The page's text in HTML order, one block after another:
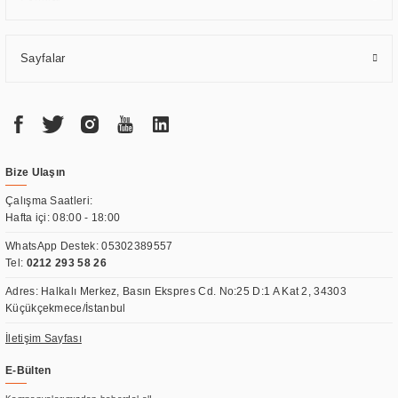
Sayfalar
Bize Ulaşın
Çalışma Saatleri:
Hafta içi: 08:00 - 18:00
WhatsApp Destek:05302389557
Tel: 0212 293 58 26
Adres: Halkalı Merkez, Basın Ekspres Cd. No:25 D:1 A Kat 2, 34303
Küçükçekmece/İstanbul
İletişim Sayfası
E-Bülten